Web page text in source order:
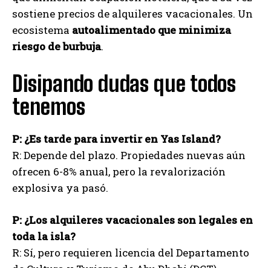
sostiene precios de alquileres vacacionales. Un
ecosistema autoalimentado que minimiza
riesgo de burbuja.
Disipando dudas que todos
tenemos
P: ¿Es tarde para invertir en Yas Island?
R: Depende del plazo. Propiedades nuevas aún
ofrecen 6-8% anual, pero la revalorización
explosiva ya pasó.
P: ¿Los alquileres vacacionales son legales en
toda la isla?
R: Sí, pero requieren licencia del Departamento